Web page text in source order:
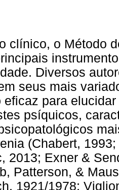
clínico, o Método
Diversos
seus mais
eficaz para
psíquicos,
(Chabert,
2013; Exner &
Patterson, &
1921/1978;